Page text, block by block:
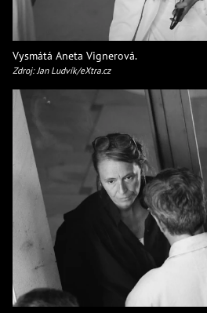
Vysmátá Aneta Vignerová.
Zdroj: Jan Ludvík/eXtra.cz